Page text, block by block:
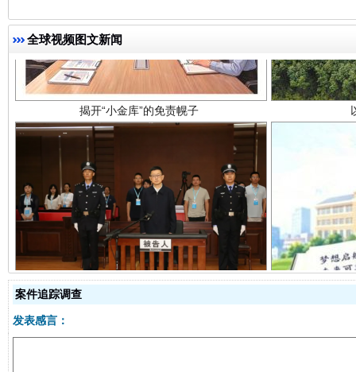
全球视频图文新闻
受贿1.44亿！段成刚被判无期 从幼
案件追踪调查
发表感言：